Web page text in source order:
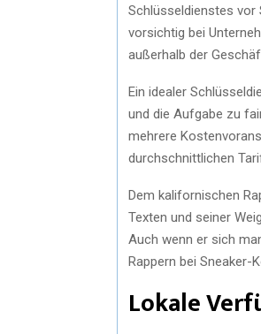
Schlüsseldienstes vor
vorsichtig bei
außerhalb der
Ein idealer
und die Aufgabe zu
mehrere
durchschnittlichen
Dem kalifornischen
Texten und seiner
Auch wenn er sich
Rappern bei Sneaker-
Lokale